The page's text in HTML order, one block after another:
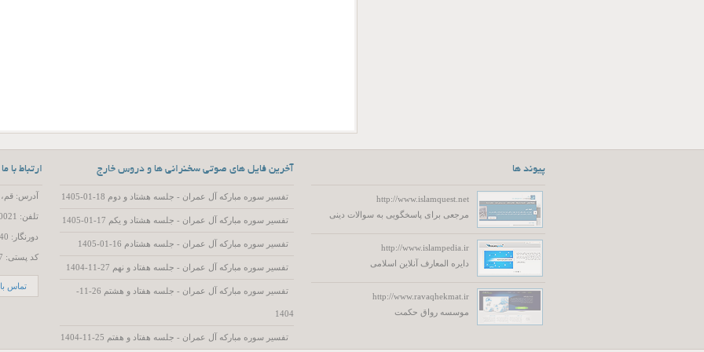
پیوند ها
http://www.islamquest.net
مرجعی برای پاسخگویی به سوالات دینی
http://www.islampedia.ir
دایره المعارف آنلاین اسلامی
http://www.ravaqhekmat.ir
موسسه رواق حکمت
آخرین فایل های صوتی سخنرانی ها و دروس خارج
تفسیر سوره مبارکه آل عمران - جلسه هشتاد و دوم 18-01-1405
تفسیر سوره مبارکه آل عمران - جلسه هشتاد و یکم 17-01-1405
تفسیر سوره مبارکه آل عمران - جلسه هشتادم 16-01-1405
تفسیر سوره مبارکه آل عمران - جلسه هفتاد و نهم 27-11-1404
تفسیر سوره مبارکه آل عمران - جلسه هفتاد و هشتم 26-11-
1404
تفسیر سوره مبارکه آل عمران - جلسه هفتاد و هفتم 25-11-1404
ارتباط با ما
آدرس: قم، 55 متری عمار یاسر، کوچه 15،
تلفن: 02537720021
دورنگار: 02537719740
کد پستی: 3714786557
تماس